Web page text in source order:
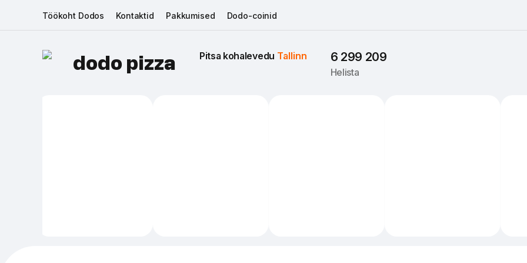
Töökoht Dodos Kontaktid Pakkumised Dodo-coinid
dodo pizza Pitsa kohalevedu Tallinn 6 299 209
Helista